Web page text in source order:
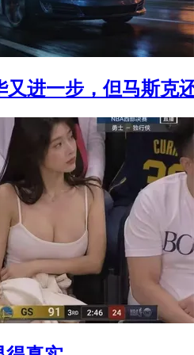
又进一步，但马斯克